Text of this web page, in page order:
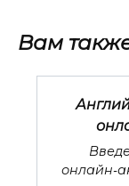
Вам